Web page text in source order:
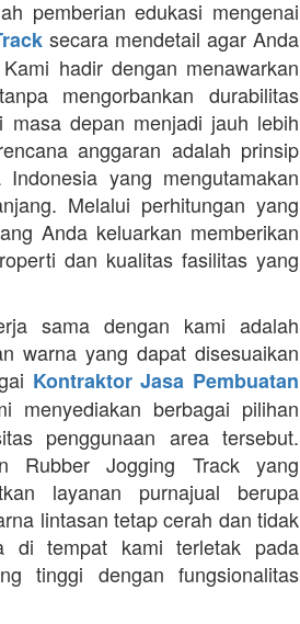
pemberian edukasi mengenai
secara mendetail agar Anda
hadir dengan menawarkan
mengorbankan durabilitas
masa depan menjadi jauh lebih
anggaran adalah prinsip
yang mengutamakan
Melalui perhitungan yang
Anda keluarkan memberikan
dan kualitas fasilitas yang
sama dengan kami adalah
warna yang dapat disesuaikan
Kontraktor Jasa Pembuatan
menyediakan berbagai pilihan
penggunaan area tersebut.
Rubber Jogging Track yang
layanan purnajual berupa
lintasan tetap cerah dan tidak
di tempat kami terletak pada
tinggi dengan fungsionalitas